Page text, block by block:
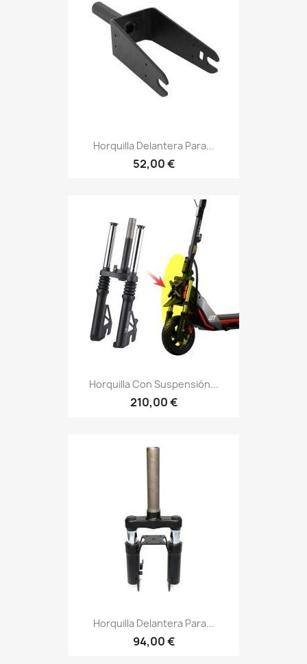
Horquilla Delantera Para...
52,00 €
Horquilla Con Suspensión...
210,00 €
Horquilla Delantera Para...
94,00 €